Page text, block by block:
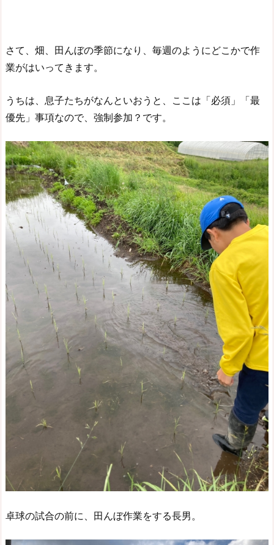
さて、畑、田んぼの季節になり、毎週のようにどこかで作
業がはいってきます。
うちは、息子たちがなんといおうと、ここは「必須」「最
優先」事項なので、強制参加？です。
卓球の試合の前に、田んぼ作業をする長男。